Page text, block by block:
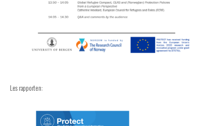
Les rapporten: